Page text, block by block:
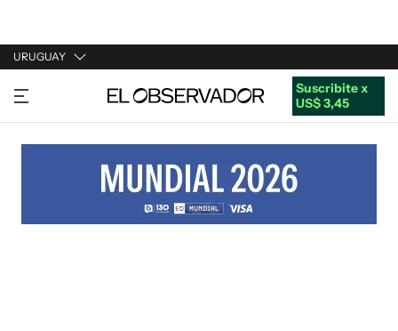
URUGUAY
URUGUAY
ARGENTINA
ESTADOS UNIDOS
Suscribite x
US$ 3,45